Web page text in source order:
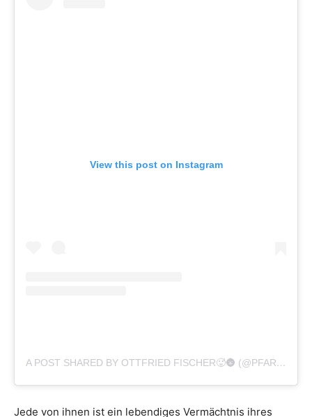
View this post on Instagram
A POST SHARED BY OTTFRIED FISCHER🥵🌚 (@PFARRER_BRAUNS_)
Jede von ihnen ist ein lebendiges Vermächtnis ihres